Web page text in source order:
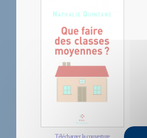
Télécharger la couverture